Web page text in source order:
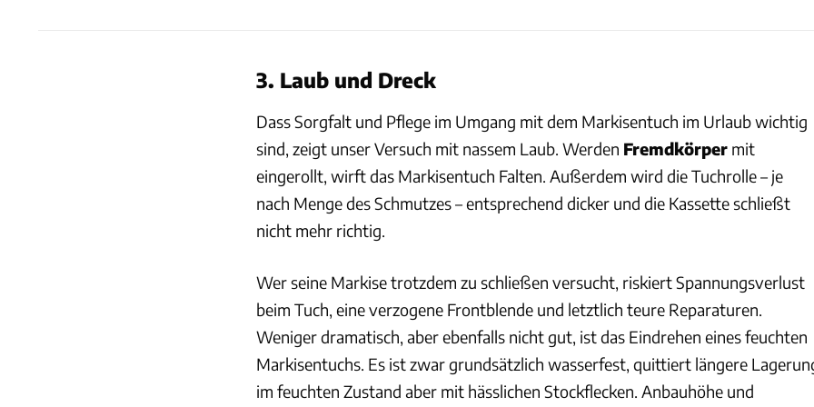
3. Laub und Dreck
Dass Sorgfalt und Pflege im Umgang mit dem Markisentuch im Urlaub wichtig
sind, zeigt unser Versuch mit nassem Laub. Werden Fremdkörper mit
eingerollt, wirft das Markisentuch Falten. Außerdem wird die Tuchrolle – je
nach Menge des Schmutzes – entsprechend dicker und die Kassette schließt
nicht mehr richtig.
Wer seine Markise trotzdem zu schließen versucht, riskiert Spannungsverlust
beim Tuch, eine verzogene Frontblende und letztlich teure Reparaturen.
Weniger dramatisch, aber ebenfalls nicht gut, ist das Eindrehen eines feuchten
Markisentuchs. Es ist zwar grundsätzlich wasserfest, quittiert längere
im feuchten Zustand aber mit hässlichen Stockflecken. Anbauhöhe und